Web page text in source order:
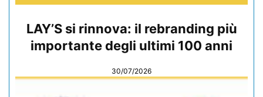
LAY’S si rinnova: il rebranding più
importante degli ultimi 100 anni
30/07/2026